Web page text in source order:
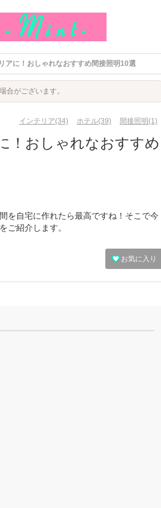
アに！おしゃれなおすすめ間接照明10選
合がございます。
インテリア(34) ホテル(39) 間接照明(1)
！おしゃれなおすすめ
を自宅に作れたら最高ですね！そこで今
ご紹介します。
お気に入り